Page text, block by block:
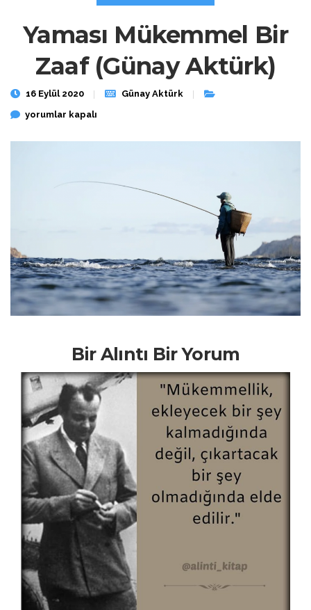
Yaması Mükemmel Bir
Zaaf (Günay Aktürk)
16 Eylül 2020
Günay Aktürk
Yaması Mükemmel Bir Zaaf (Günay Aktürk) için
yorumlar kapalı
Bir Alıntı Bir Yorum